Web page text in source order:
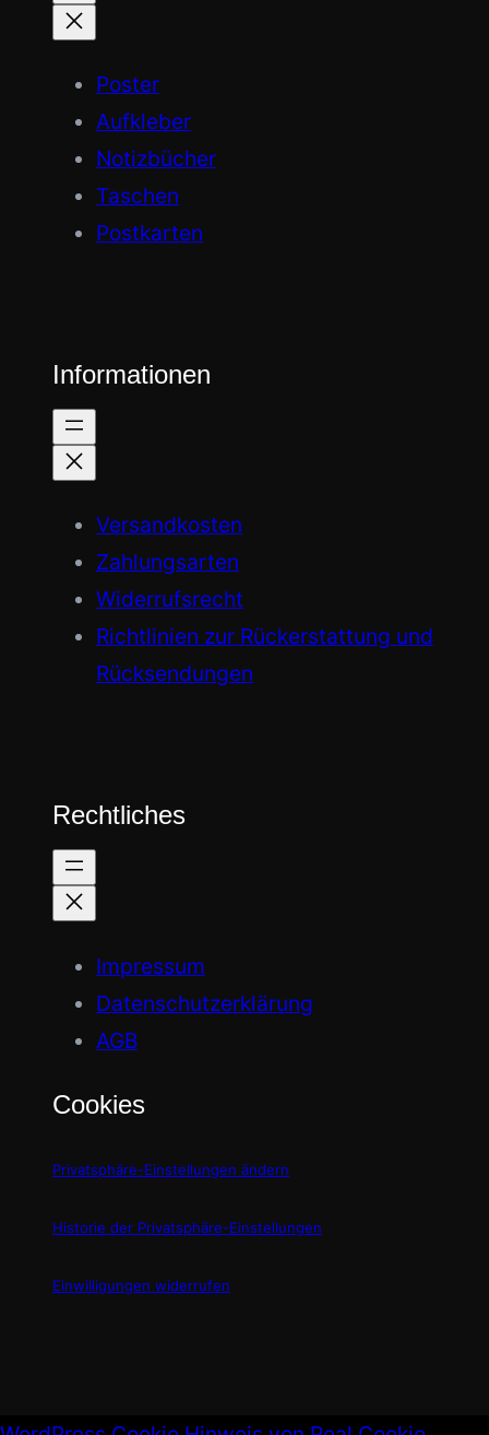
Poster
Aufkleber
Notizbücher
Taschen
Postkarten
Informationen
Versandkosten
Zahlungsarten
Widerrufsrecht
Richtlinien zur Rückerstattung und
Rücksendungen
Rechtliches
Impressum
Datenschutzerklärung
AGB
Cookies
Privatsphäre-Einstellungen ändern
Historie der Privatsphäre-Einstellungen
Einwilligungen widerrufen